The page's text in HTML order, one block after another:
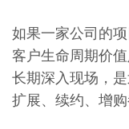
如果一家公司的
客户生命周期价
长期深入现场，
扩展、续约、增